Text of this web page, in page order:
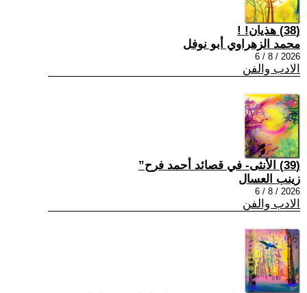
(38) هذيان! !
محمد الزهراوي أبو نوفل
2026 / 8 / 6
الادب والفن
(39) الأنثى- في قصائد أحمد فرح”
زينب العسال
2026 / 8 / 6
الادب والفن